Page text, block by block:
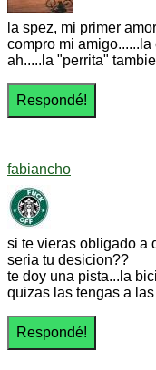
la spez, mi primer
compro mi
ah.....la "perrita"
fabiancho
si te vieras obligado a
seria tu desicion??
te doy una pista...la
quizas las tengas a